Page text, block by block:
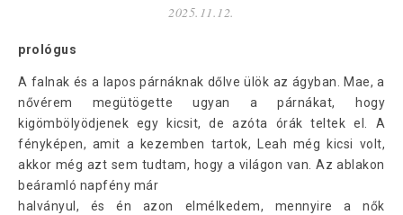
2025.11.12.
prológus
A falnak és a lapos párnáknak dőlve ülök az ágyban. Mae, a
nővérem megütögette ugyan a párnákat, hogy
kigömbölyödjenek egy kicsit, de azóta órák teltek el. A
fényképen, amit a kezemben tartok, Leah még kicsi volt,
akkor még azt sem tudtam, hogy a világon van. Az ablakon
beáramló napfény már
halványul, és én azon elmélkedem, mennyire a nők